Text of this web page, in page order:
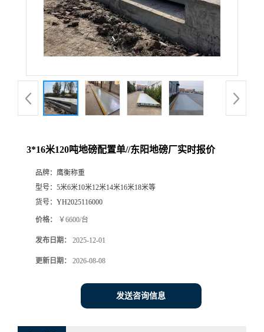
3*16米120吨地磅配置单//东阳地磅厂实时报价
品牌： 鹰衡称重
型号： 5米6米10米12米14米16米18米等
货号： YH2025116000
价格： ￥6600/台
发布日期： 2025-12-01
更新日期： 2026-08-08
发送咨询信息